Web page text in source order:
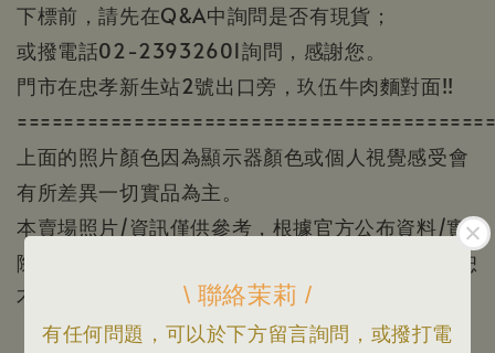
\ 聯絡茉莉 /
有任何問題，可以於下方留言詢問，或撥打電
下標前，請先在Q&A中詢問是否有現貨；
或撥電話02-23932601詢問，感謝您。
門市在忠孝新生站2號出口旁，玖伍牛肉麵對面!!
上面的照片顏色因為顯示器顏色或個人視覺感受會
有所差異一切實品為主。
本賣場照片/資訊僅供參考，根據官方公布資料/實
際出貨為主/規格資料以原廠公佈為準，如有變更恕
不另行通知；